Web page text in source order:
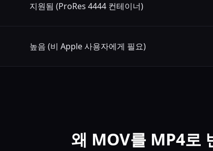
지원됨 (ProRes 4444 컨테이너)
높음 (비 Apple 사용자에게 필요)
왜 MOV를 MP4로